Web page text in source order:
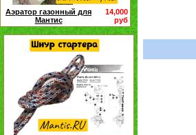
Аэратор газонный для
Мантис
14,000
руб